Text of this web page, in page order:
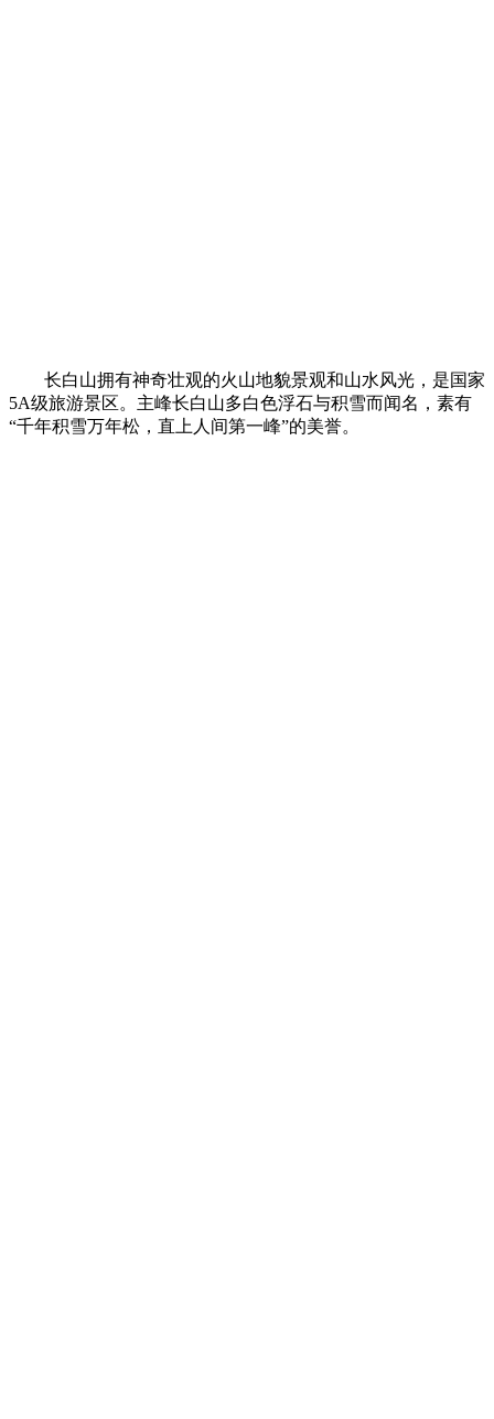
长白山拥有神奇壮观的火山地貌景观和山水风光，是国家
5A级旅游景区。主峰长白山多白色浮石与积雪而闻名，素有
“千年积雪万年松，直上人间第一峰”的美誉。